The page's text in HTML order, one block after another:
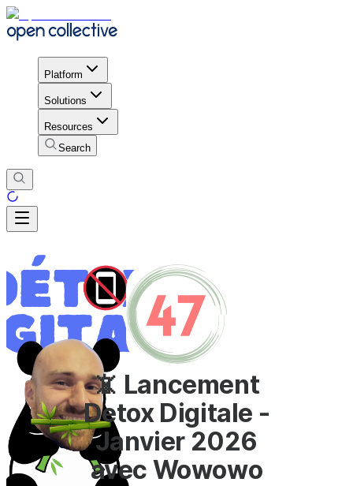
Platform
Solutions
Resources
Search
📵 Lancement
Detox Digitale -
Janvier 2026
avec Wowowo